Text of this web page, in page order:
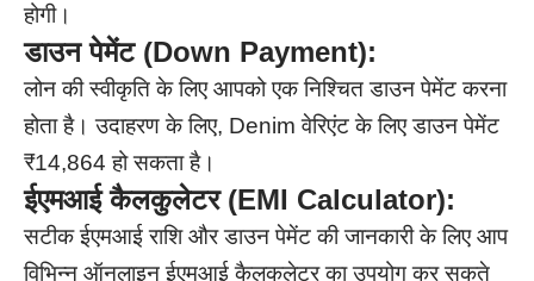
होगी।
डाउन पेमेंट (Down Payment):
लोन की स्वीकृति के लिए आपको एक निश्चित डाउन पेमेंट करना
होता है। उदाहरण के लिए, Denim वेरिएंट के लिए डाउन पेमेंट
₹14,864 हो सकता है।
ईएमआई कैलकुलेटर (EMI Calculator):
सटीक ईएमआई राशि और डाउन पेमेंट की जानकारी के लिए आप
विभिन्न ऑनलाइन ईएमआई कैलकुलेटर का उपयोग कर सकते